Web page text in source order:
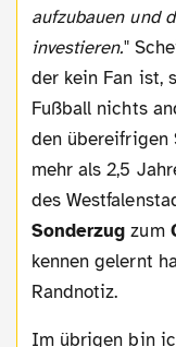
aufzubauen und
investieren."
der kein Fan ist,
Fußball nichts
den übereifrigen
mehr als 2,5
des
Sonderzugzum
kennen gelernt
Randnotiz.
Im übrigen bin